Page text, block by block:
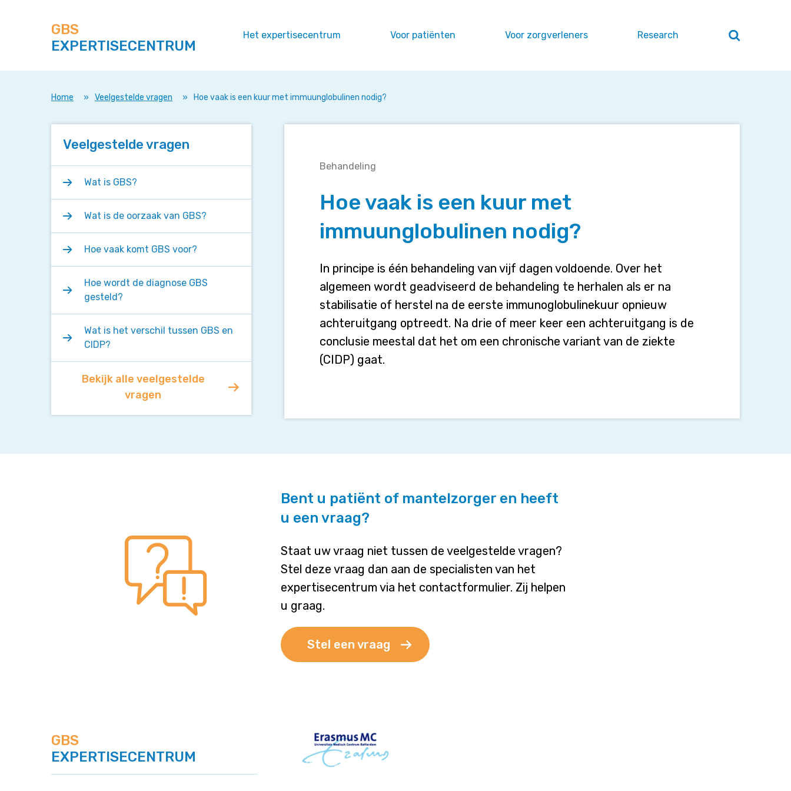
naar
content
deze
site
GBS
EXPERTISECENTRUM
Het expertisecentrum Voor patiënten Voor zorgverleners Research Zoeken
sluiten
Home » Veelgestelde vragen » Hoe vaak is een kuur met immuunglobulinen nodig?
Hoe
is
een
kuur
met
nodig?
Behandeling
Hoe vaak is een kuur met
immuunglobulinen nodig?
In principe is één behandeling van vijf dagen voldoende. Over het
algemeen wordt geadviseerd de behandeling te herhalen als er na
stabilisatie of herstel na de eerste immunoglobulinekuur opnieuw
achteruitgang optreedt. Na drie of meer keer een achteruitgang is de
conclusie meestal dat het om een chronische variant van de ziekte
(CIDP) gaat.
Veelgestelde vragen
Wat is GBS?
Wat is de oorzaak van GBS?
Hoe vaak komt GBS voor?
Hoe wordt de diagnose GBS
gesteld?
Wat is het verschil tussen GBS en
CIDP?
Bekijk alle veelgestelde
vragen
Bent u patiënt of mantelzorger en heeft
u een vraag?
Staat uw vraag niet tussen de veelgestelde vragen?
Stel deze vraag dan aan de specialisten van het
expertisecentrum via het contactformulier. Zij helpen
u graag.
Stel een vraag
GBS
EXPERTISECENTRUM